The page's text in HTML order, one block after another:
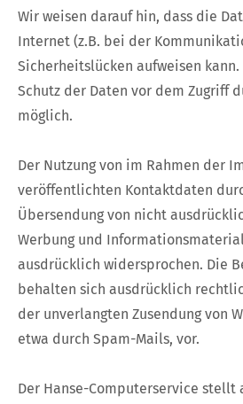
Wir weisen darauf hin, dass die
Internet (z.B. bei der
Sicherheitslücken aufweisen
Schutz der Daten vor dem Zugriff
möglich.
Der Nutzung von im Rahmen der
veröffentlichten Kontaktdaten
Übersendung von nicht
Werbung und
ausdrücklich widersprochen. Die
behalten sich ausdrücklich
der unverlangten Zusendung von
etwa durch Spam-Mails, vor.
Der Hanse-Computerservice stellt